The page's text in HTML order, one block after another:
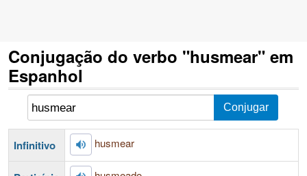
Conjugação do verbo "husmear" em
Espanhol
Infinitivo husmear